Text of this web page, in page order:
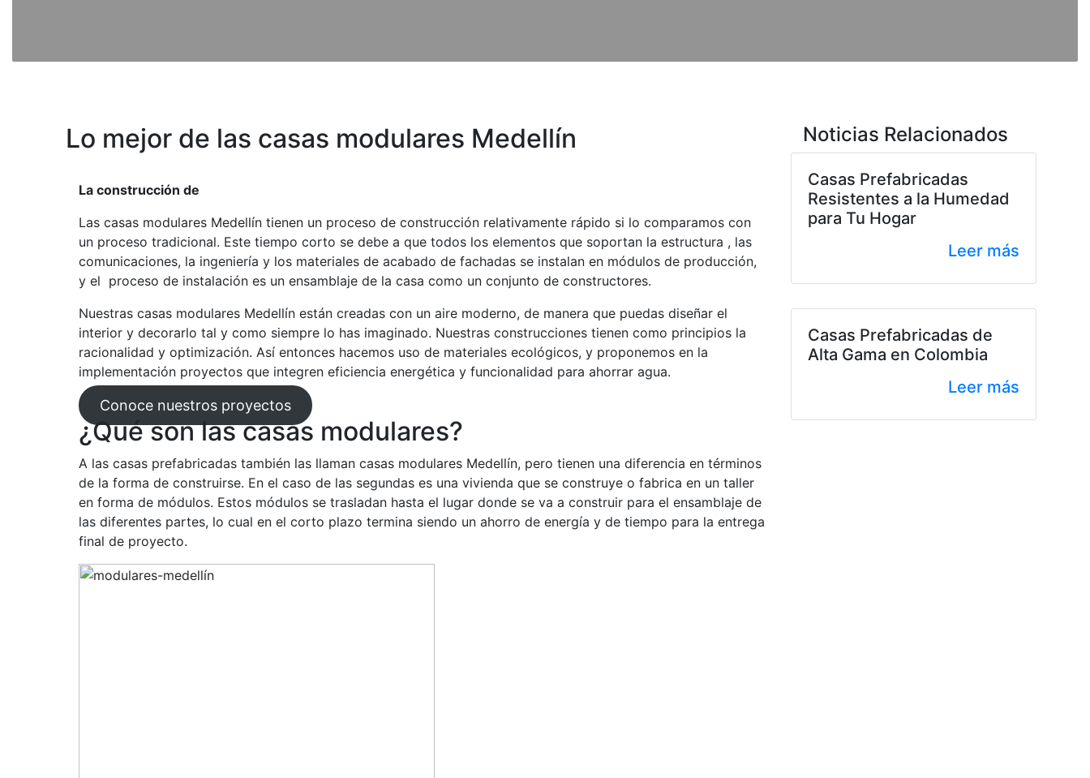
Lo mejor de las casas modulares Medellín
La construcción de
Las casas modulares Medellín tienen un proceso de construcción relativamente rápido si lo comparamos con
un proceso tradicional. Este tiempo corto se debe a que todos los elementos que soportan la estructura , las
comunicaciones, la ingeniería y los materiales de acabado de fachadas se instalan en módulos de producción,
y el proceso de instalación es un ensamblaje de la casa como un conjunto de constructores.
Nuestras casas modulares Medellín están creadas con un aire moderno, de manera que puedas diseñar el
interior y decorarlo tal y como siempre lo has imaginado. Nuestras construcciones tienen como principios la
racionalidad y optimización. Así entonces hacemos uso de materiales ecológicos, y proponemos en la
implementación proyectos que integren eficiencia energética y funcionalidad para ahorrar agua.
Conoce nuestros proyectos
¿Qué son las casas modulares?
A las casas prefabricadas también las llaman casas modulares Medellín, pero tienen una diferencia en términos
de la forma de construirse. En el caso de las segundas es una vivienda que se construye o fabrica en un taller
en forma de módulos. Estos módulos se trasladan hasta el lugar donde se va a construir para el ensamblaje de
las diferentes partes, lo cual en el corto plazo termina siendo un ahorro de energía y de tiempo para la entrega
final de proyecto.
Noticias Relacionados
Casas Prefabricadas
Resistentes a la Humedad
para Tu Hogar
Leer más
Casas Prefabricadas de
Alta Gama en Colombia
Leer más